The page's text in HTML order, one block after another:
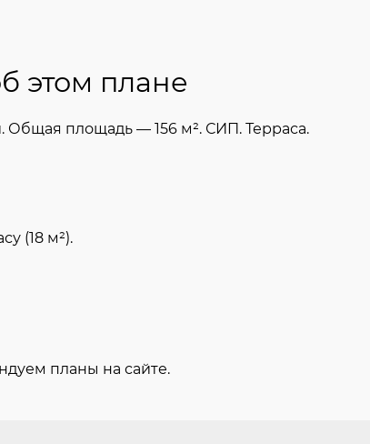
этом плане
Общая площадь — 156 м². СИП. Терраса.
(18 м²).
планы на сайте.